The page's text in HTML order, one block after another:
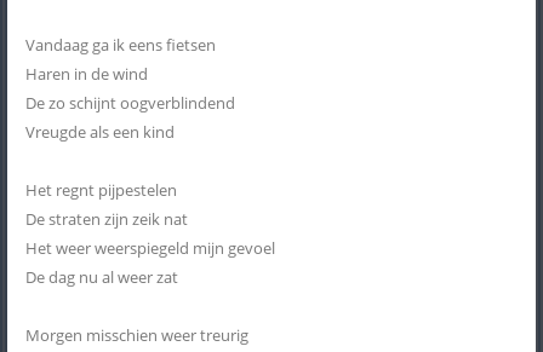
Vandaag ga ik eens fietsen
Haren in de wind
De zo schijnt oogverblindend
Vreugde als een kind
Het regnt pijpestelen
De straten zijn zeik nat
Het weer weerspiegeld mijn gevoel
De dag nu al weer zat
Morgen misschien weer treurig